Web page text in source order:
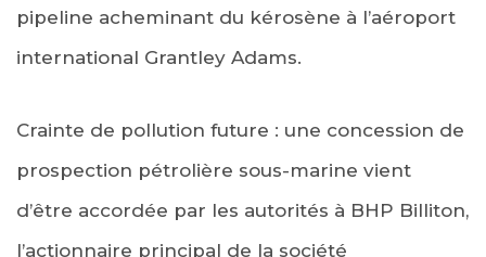
pipeline acheminant du kérosène à l’aéroport
international Grantley Adams.
Crainte de pollution future : une concession de
prospection pétrolière sous-marine vient
d’être accordée par les autorités à BHP Billiton,
l’actionnaire principal de la société